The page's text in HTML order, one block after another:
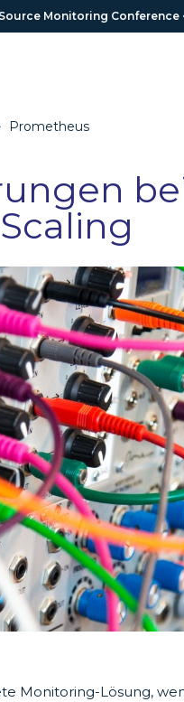
Monitoring Conference ·
Monitoring Conference ·
Prometheus
Monitoring-Lösung,